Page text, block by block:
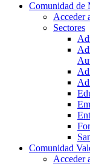
Comunidad de
Acceder
Sectores
Comunidad
Acceder